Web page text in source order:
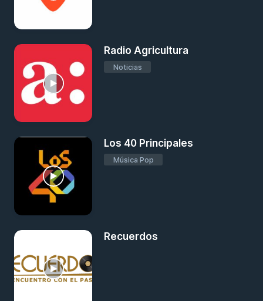
Radio Agricultura
Noticias
Los 40 Principales
Música Pop
Recuerdos